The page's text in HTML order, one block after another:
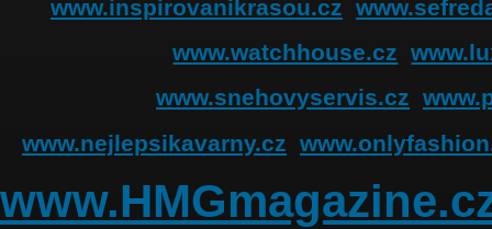
www.inspirovanikrasou.cz
www.watchhouse.cz
www.snehovyservis.cz
www.nejlepsikavarny.cz